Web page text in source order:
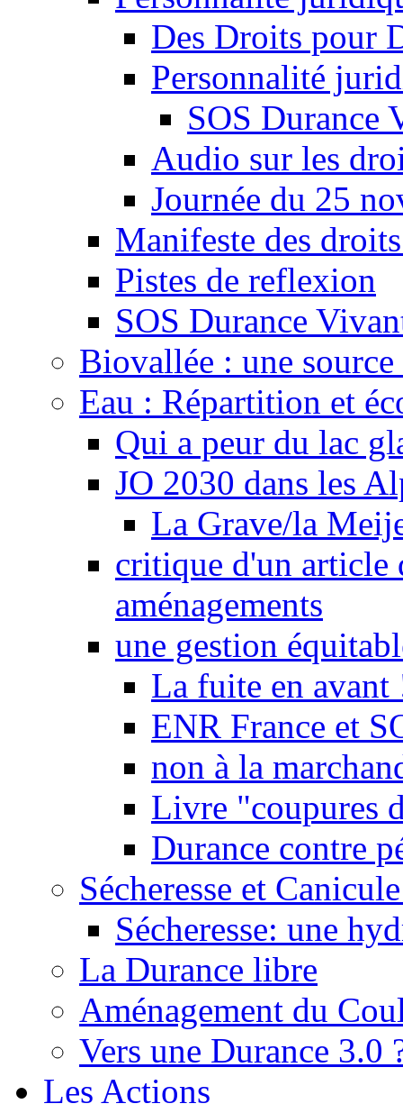
Des Droits pour
Personnalité
SOS Durance
Audio sur les
Journée du 25
Manifeste des
Pistes de reflexion
SOS Durance
Biovallée : une
Eau : Répartition et
Qui a peur du lac
JO 2030 dans les
La Grave/la
critique d'un article
aménagements
une gestion
La fuite en avant
ENR France et
non à la
Livre "coupures
Durance contre
Sécheresse et
Sécheresse: une
La Durance libre
Aménagement du
Vers une Durance 3.0
Les Actions